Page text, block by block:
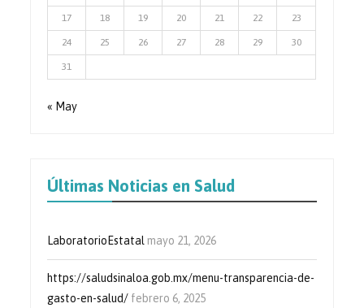
17 18 19 20 21 22 23
24 25 26 27 28 29 30
31
« May
Últimas Noticias en Salud
LaboratorioEstatal mayo 21, 2026
https://saludsinaloa.gob.mx/menu-transparencia-de-
gasto-en-salud/ febrero 6, 2025